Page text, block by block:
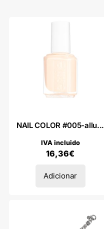
NAIL COLOR #005-allu...
16,36€
IVA incluido
Adicionar